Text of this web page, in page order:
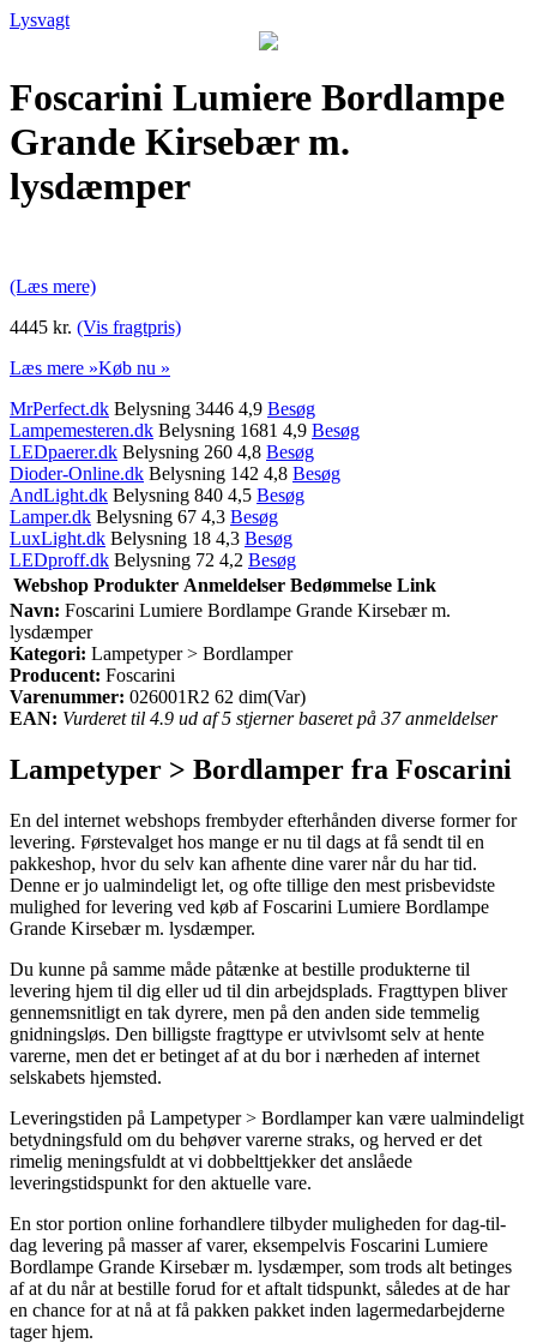
Lysvagt
Foscarini Lumiere Bordlampe
Grande Kirsebær m.
lysdæmper
(Læs mere)
4445 kr. (Vis fragtpris)
Læs mere »Køb nu »
MrPerfect.dk Belysning 3446 4,9 Besøg
Lampemesteren.dk Belysning 1681 4,9 Besøg
LEDpaerer.dk Belysning 260 4,8 Besøg
Dioder-Online.dk Belysning 142 4,8 Besøg
AndLight.dk Belysning 840 4,5 Besøg
Lamper.dk Belysning 67 4,3 Besøg
LuxLight.dk Belysning 18 4,3 Besøg
LEDproff.dk Belysning 72 4,2 Besøg
Webshop Produkter Anmeldelser Bedømmelse Link
Navn: Foscarini Lumiere Bordlampe Grande Kirsebær m.
lysdæmper
Kategori: Lampetyper > Bordlamper
Producent: Foscarini
Varenummer: 026001R2 62 dim(Var)
EAN: Vurderet til 4.9 ud af 5 stjerner baseret på 37 anmeldelser
Lampetyper > Bordlamper fra Foscarini
En del internet webshops frembyder efterhånden diverse former for
levering. Førstevalget hos mange er nu til dags at få sendt til en
pakkeshop, hvor du selv kan afhente dine varer når du har tid.
Denne er jo ualmindeligt let, og ofte tillige den mest prisbevidste
mulighed for levering ved køb af Foscarini Lumiere Bordlampe
Grande Kirsebær m. lysdæmper.
Du kunne på samme måde påtænke at bestille produkterne til
levering hjem til dig eller ud til din arbejdsplads. Fragttypen bliver
gennemsnitligt en tak dyrere, men på den anden side temmelig
gnidningsløs. Den billigste fragttype er utvivlsomt selv at hente
varerne, men det er betinget af at du bor i nærheden af internet
selskabets hjemsted.
Leveringstiden på Lampetyper > Bordlamper kan være ualmindeligt
betydningsfuld om du behøver varerne straks, og herved er det
rimelig meningsfuldt at vi dobbelttjekker det anslåede
leveringstidspunkt for den aktuelle vare.
En stor portion online forhandlere tilbyder muligheden for dag-til-
dag levering på masser af varer, eksempelvis Foscarini Lumiere
Bordlampe Grande Kirsebær m. lysdæmper, som trods alt betinges
af at du når at bestille forud for et aftalt tidspunkt, således at de har
en chance for at nå at få pakken pakket inden lagermedarbejderne
tager hjem.